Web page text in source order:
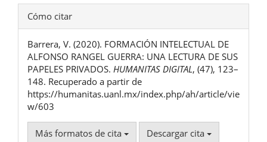
Detalles
del
artículo
Cómo citar
Barrera, V. (2020). FORMACIÓN INTELECTUAL DE
ALFONSO RANGEL GUERRA: UNA LECTURA DE SUS
PAPELES PRIVADOS. HUMANITAS DIGITAL, (47), 123–
148. Recuperado a partir de
https://humanitas.uanl.mx/index.php/ah/article/vie
w/603
Más formatos de cita Descargar cita